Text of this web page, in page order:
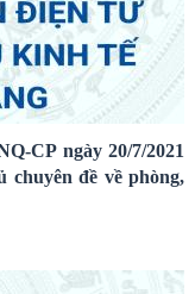
CP ngày 20/7/2021
chuyên đề về phòng,